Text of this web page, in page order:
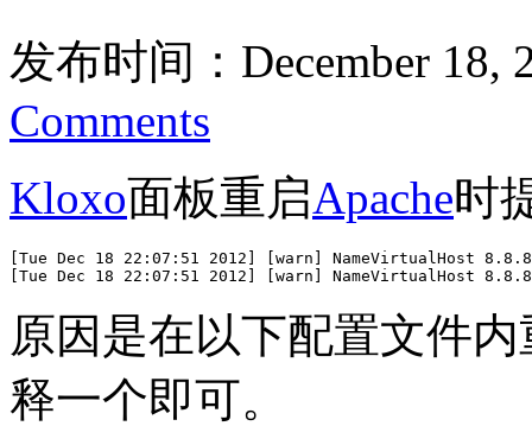
发布时间：December 18,
Comments
Kloxo面板重启Apache时
[Tue Dec 18 22:07:51 2012] [warn] NameVirtualHost
[Tue Dec 18 22:07:51 2012] [warn] NameVirtualHost
原因是在以下配置文件
释一个即可。